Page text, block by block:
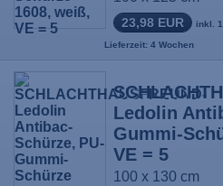
23,98 EUR inkl.
Lieferzeit: 4 Wochen
Ledolin
Gummi-
VE = 5
100 x 130 cm